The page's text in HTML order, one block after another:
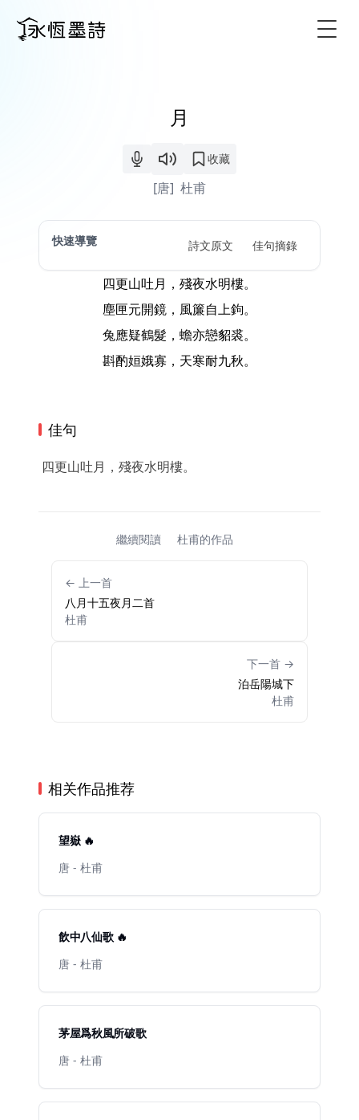
月
收藏
[唐] 杜甫
快速導覽 詩文原文 佳句摘錄
四更山吐月，殘夜水明樓。
塵匣元開鏡，風簾自上鉤。
兔應疑鶴髮，蟾亦戀貂裘。
斟酌姮娥寡，天寒耐九秋。
佳句
四更山吐月，殘夜水明樓。
繼續閱讀 杜甫的作品
← 上一首
八月十五夜月二首
杜甫
下一首 →
泊岳陽城下
杜甫
相关作品推荐
望嶽 🔥
唐 - 杜甫
飲中八仙歌 🔥
唐 - 杜甫
茅屋爲秋風所破歌
唐 - 杜甫